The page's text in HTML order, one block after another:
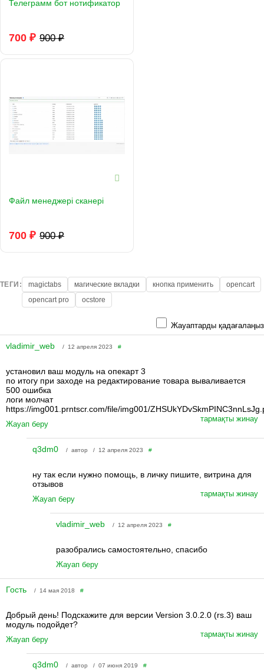
Телеграмм бот нотификатор
700 ₽ 900 ₽
Файл менеджері сканері
700 ₽ 900 ₽
ТЕГИ: magictabs магические вкладки кнопка применить
opencart
opencart pro
ocstore
Жауаптарды қадағалаңыз
vladimir_web / 12 апреля 2023 #
установил ваш модуль на опекарт 3
по итогу при заходе на редактирование товара вываливается
500 ошибка
логи молчат
https://img001.prntscr.com/file/img001/
Жауап беру
тармақты жинау
q3dm0 / автор / 12 апреля 2023 #
ну так если нужно помощь, в личку пишите, витрина для
отзывов
Жауап беру
тармақты жинау
vladimir_web / 12 апреля 2023#
разобрались самостоятельно, спасибо
Жауап беру
Гость / 14 мая 2018 #
Добрый день! Подскажите для версии Version 3.0.2.0 (rs.3) ваш
модуль подойдет?
Жауап беру
тармақты жинау
q3dm0 / автор / 07 июня 2019 #